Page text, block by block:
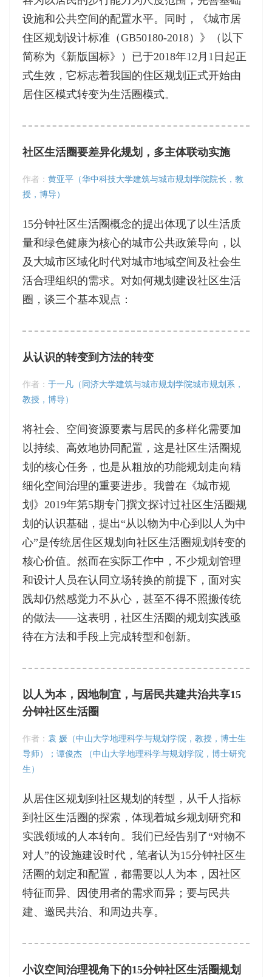
设施和公共空间的配置水平。同时，《城市居
住区规划设计标准（GB50180-2018）》（以下
简称为《新版国标》）已于2018年12月1日起正
式生效，它标志着我国的住区规划正式开始由
居住区模式转变为生活圈模式。
社区生活圈要差异化规划，多主体联动实施
作者： 黄亚平（华中科技大学建筑与城市规划学院院长，教
授，博导）
15分钟社区生活圈概念的提出体现了以生活质
量和绿色健康为核心的城市公共政策导向，以
及大城市区域化时代对城市地域空间及社会生
活合理组织的需求。对如何规划建设社区生活
圈，谈三个基本观点：
从认识的转变到方法的转变
作者： 于一凡（同济大学建筑与城市规划学院城市规划系，
教授，博导）
将社会、空间资源要素与居民的多样化需要加
以持续、高效地协同配置，这是社区生活圈规
划的核心任务，也是从粗放的功能规划走向精
细化空间治理的重要进步。我曾在《城市规
划》2019年第5期专门撰文探讨过社区生活圈规
划的认识基础，提出“从以物为中心到以人为中
心”是传统居住区规划向社区生活圈规划转变的
核心价值。然而在实际工作中，不少规划管理
和设计人员在认同立场转换的前提下，面对实
践却仍然感觉力不从心，甚至不得不照搬传统
的做法——这表明，社区生活圈的规划实践亟
待在方法和手段上完成转型和创新。
以人为本，因地制宜，与居民共建共治共享15
分钟社区生活圈
作者： 袁 媛（中山大学地理科学与规划学院，教授，博士生
导师）；谭俊杰 （中山大学地理科学与规划学院，博士研究
生）
从居住区规划到社区规划的转型，从千人指标
到社区生活圈的探索，体现着城乡规划研究和
实践领域的人本转向。我们已经告别了“对物不
对人”的设施建设时代，笔者认为15分钟社区生
活圈的划定和配置，都需要以人为本，因社区
特征而异、因使用者的需求而异；要与民共
建、邀民共治、和周边共享。
小议空间治理视角下的15分钟社区生活圈规划